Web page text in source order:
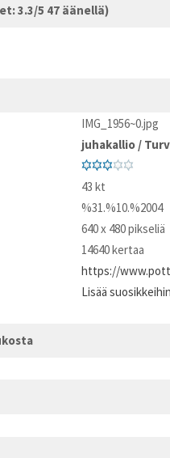
3.3/5 47 äänellä)
IMG_1956~0.jpg
juhakallio /
43 kt
%31.%10.%2004
640 x 480 pikseliä
14640 kertaa
https://
Lisää suosikkeihin